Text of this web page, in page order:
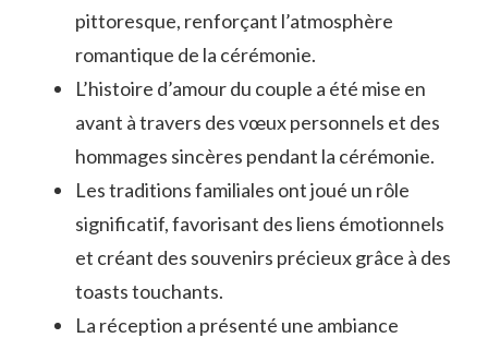
pittoresque, renforçant l’atmosphère
romantique de la cérémonie.
L’histoire d’amour du couple a été mise en
avant à travers des vœux personnels et des
hommages sincères pendant la cérémonie.
Les traditions familiales ont joué un rôle
significatif, favorisant des liens émotionnels
et créant des souvenirs précieux grâce à des
toasts touchants.
La réception a présenté une ambiance